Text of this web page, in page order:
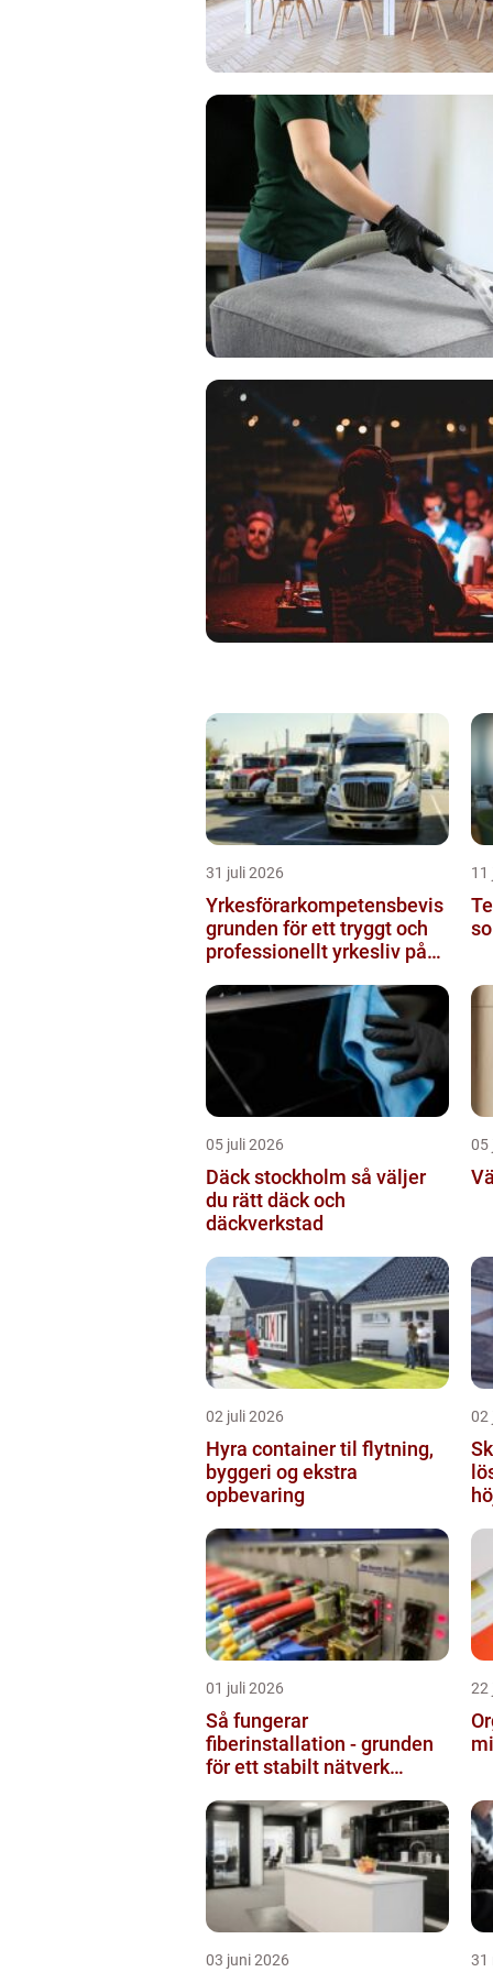
31 juli 2026
Yrkesförarkompetensbevis
grunden för ett tryggt och
professionellt yrkesliv på
11
05 juli 2026
Däck stockholm så väljer
du rätt däck och
däckverkstad
05
02 juli 2026
Hyra container til flytning,
byggeri og ekstra
opbevaring
02
01 juli 2026
Så fungerar
fiberinstallation - grunden
för ett stabilt nätverk
22
03 juni 2026 31